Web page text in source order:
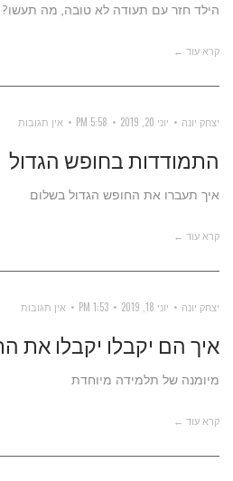
הילד חזר עם תעודה לא טובה, מה תעשו?
קרא עוד ←
יצחק יונה יוני 20, 2019 5:58 PM אין תגובות
התמודדות בחופש הגדול
איך תעברו את החופש הגדול בשלום
קרא עוד ←
יצחק יונה יוני 18, 2019 1:53 PM אין תגובות
איך הם יקבלו יקבלו את
מיומנה של תלמידה מיוחדת
קרא עוד ←